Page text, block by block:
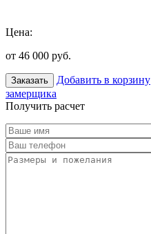
Цена:
от 46 000 руб.
Заказать Добавить в корзину
замерщика
Получить расчет